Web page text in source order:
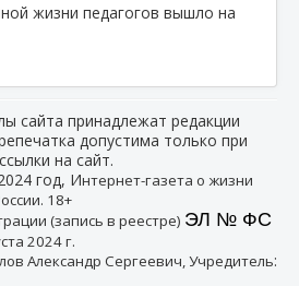
жизни педагогов вышло на
сайта принадлежат редакции
допустима только при
на сайт.
год, Интернет-газета о жизни
18+
(запись в реестре) ЭЛ № ФС
2024 г.
Александр Сергеевич, Учредитель: